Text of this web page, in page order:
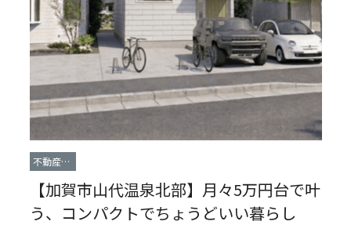
不動産情
報
【加賀市山代温泉北部】月々5万円台で叶
う、コンパクトでちょうどいい暮らし